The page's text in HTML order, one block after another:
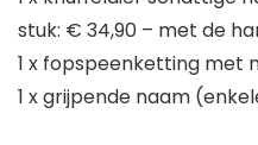
stuk: € 34,90 – met de
1 x fopspeenketting met
1 x grijpende naam